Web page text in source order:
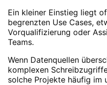
Ein kleiner Einstieg liegt
begrenzten Use Cases,
Vorqualifizierung oder
Teams.
Wenn Datenquellen
komplexen
solche Projekte häufig im